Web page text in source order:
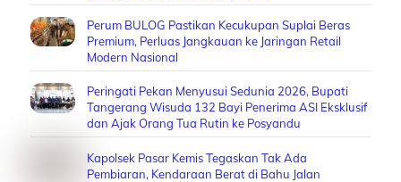
Perum BULOG Pastikan Kecukupan Suplai Beras
Premium, Perluas Jangkauan ke Jaringan Retail
Modern Nasional
Peringati Pekan Menyusui Sedunia 2026, Bupati
Tangerang Wisuda 132 Bayi Penerima ASI Eksklusif
dan Ajak Orang Tua Rutin ke Posyandu
Kapolsek Pasar Kemis Tegaskan Tak Ada
Pembiaran, Kendaraan Berat di Bahu Jalan